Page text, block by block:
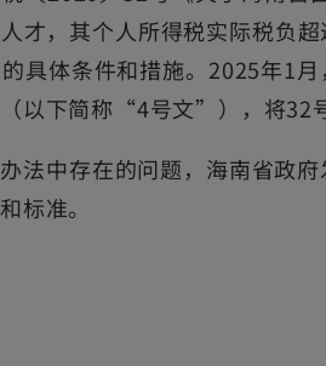
才，其个人所得税实际税负
具体条件和措施。2025年1
以下简称“4号文”），将32
法中存在的问题，海南省政
标准。